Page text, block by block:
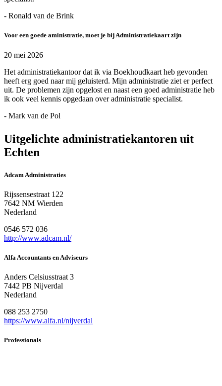
- Ronald van de Brink
Voor een goede aministratie, moet je bij Administratiekaart zijn
20 mei 2026
Het administratiekantoor dat ik via Boekhoudkaart heb gevonden
heeft erg goed naar mij geluisterd. Mijn administratie ziet er perfect
uit. De problemen zijn opgelost en naast een goed administratie heb
ik ook veel kennis opgedaan over administratie specialist.
- Mark van de Pol
Uitgelichte administratiekantoren uit
Echten
Adcam Administraties
Rijssensestraat 122
7642 NM Wierden
Nederland
0546 572 036
http://www.adcam.nl/
Alfa Accountants en Adviseurs
Anders Celsiusstraat 3
7442 PB Nijverdal
Nederland
088 253 2750
https://www.alfa.nl/nijverdal
Professionals